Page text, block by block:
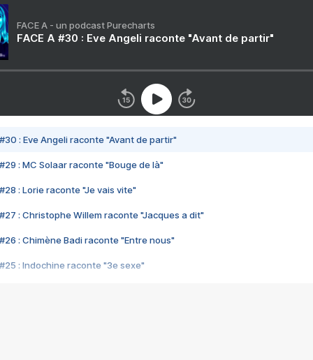
FACE A - un podcast Purecharts
FACE A #30 : Eve Angeli raconte "Avant de partir"
#30 : Eve Angeli raconte "Avant de partir"
#29 : MC Solaar raconte "Bouge de là"
#28 : Lorie raconte "Je vais vite"
#27 : Christophe Willem raconte "Jacques a dit"
#26 : Chimène Badi raconte "Entre nous"
#25 : Indochine raconte "3e sexe"